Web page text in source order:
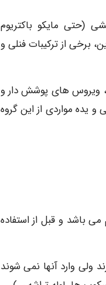
(حتی مایکو باکتریوم
میروند. (الکل ها 90% تا 70% – ترکیبات کلرین، برخی از ترکیبات فنلی و
ویروس های پوشش دار و
یده مواردی از این گروه
باشد و قبل از استفاده
وارد آنها نمی شوند